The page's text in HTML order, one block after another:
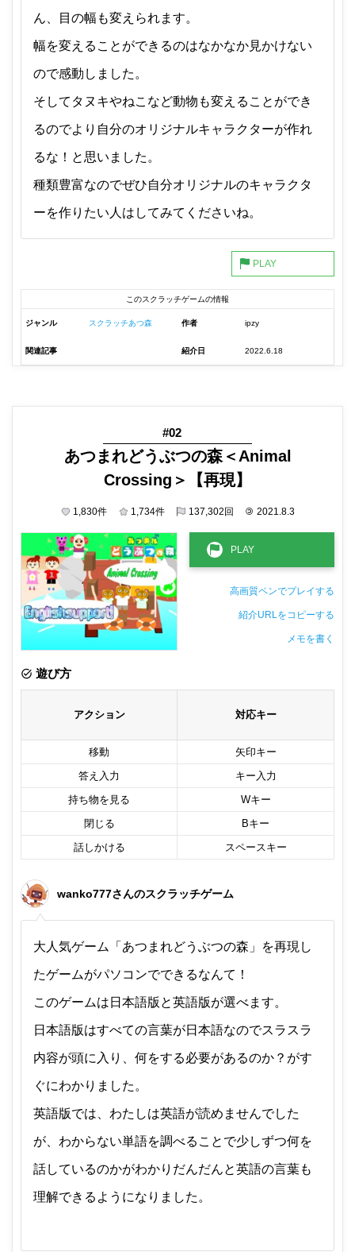
ん、目の幅も変えられます。
幅を変えることができるのはなかなか見かけない
ので感動しました。
そしてタヌキやねこなど動物も変えることができ
るのでより自分のオリジナルキャラクターが作れ
るな！と思いました。
種類豊富なのでぜひ自分オリジナルのキャラクタ
ーを作りたい人はしてみてくださいね。
このスクラッチゲームの情報
ジャンル スクラッチあつ森 作者 ipzy
関連記事 紹介日 2022.6.18
#02
あつまれどうぶつの森＜Animal
Crossing＞【再現】
1,830件 1,734件 137,302 回 © 2021.8.3
高画質ペンでプレイする
紹介URLをコピーする
メモを書く
遊び方
アクション 対応キー
移動
矢印キー
答え入力
キー入力
持ち物を見る
Wキー
閉じる
Bキー
話しかける
スペースキー
wanko777さんのスクラッチゲーム
大人気ゲーム「あつまれどうぶつの森」を再現し
たゲームがパソコンでできるなんて！
このゲームは日本語版と英語版が選べます。
日本語版はすべての言葉が日本語なのでスラスラ
内容が頭に入り、何をする必要があるのか？がす
ぐにわかりました。
英語版では、わたしは英語が読めませんでした
が、わからない単語を調べることで少しずつ何を
話しているのかがわかりだんだんと英語の言葉も
理解できるようになりました。